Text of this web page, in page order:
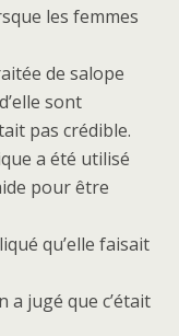
les femmes
de salope
sont
pas crédible.
a été utilisé
pour être
qu’elle faisait
a jugé que c’était